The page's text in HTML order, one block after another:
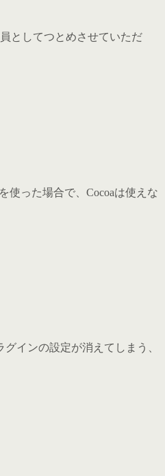
としてつとめさせていただ
使った場合で、Cocoaは使えな
インの設定が消えてしまう、